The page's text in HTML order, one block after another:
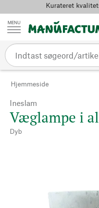
Spring til indholdKurateret
Hjemmeside
Ineslam
Væglampe i
Dyb